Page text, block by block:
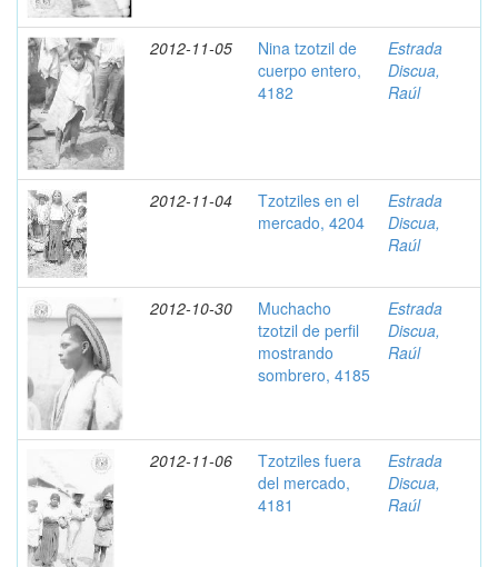
2012-11-05
Nina tzotzil de
cuerpo entero,
4182
Estrada
Discua,
Raúl
2012-11-04
Tzotziles en el
mercado, 4204
Estrada
Discua,
Raúl
2012-10-30
Muchacho
tzotzil de perfil
mostrando
sombrero, 4185
Estrada
Discua,
Raúl
2012-11-06
Tzotziles fuera
del mercado,
4181
Estrada
Discua,
Raúl